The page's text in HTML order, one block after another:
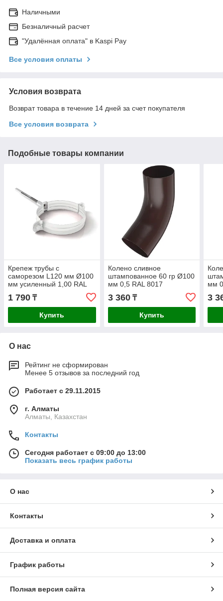
Наличными
Безналичный расчет
"Удалённая оплата" в Kaspi Pay
Все условия оплаты
Условия возврата
Возврат товара в течение 14 дней за счет покупателя
Все условия возврата
Подобные товары компании
Крепеж трубы с
саморезом L120 мм Ø100
мм усиленный 1,00 RAL
9003 Белый
1 790 ₸
Купить
Колено сливное
штампованное 60 гр Ø100
мм 0,5 RAL 8017
Коричневый
3 360₸
Купить
мм
3
О нас
Рейтинг не сформирован
Менее 5 отзывов за последний год
Работает с 29.11.2015
г. Алматы
Алматы, Казахстан
Контакты
Сегодня работает с 09:00 до 13:00
Показать весь график работы
О нас
Контакты
Доставка и оплата
График работы
Полная версия сайта